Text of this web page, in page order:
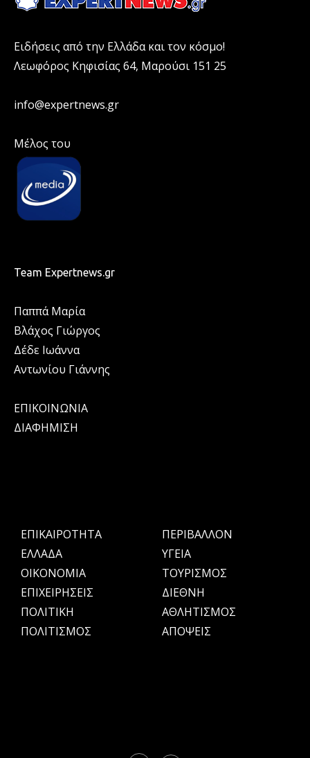
Ειδήσεις από την Ελλάδα και τον κόσμο!
Λεωφόρος Κηφισίας 64, Μαρούσι 151 25
info@expertnews.gr
Μέλος του
Team Expertnews.gr
Παππά Μαρία
Βλάχος Γιώργος
Δέδε Ιωάννα
Αντωνίου Γιάννης
ΕΠΙΚΟΙΝΩΝΙΑ
ΔΙΑΦΗΜΙΣΗ
ΕΠΙΚΑΙΡΟΤΗΤΑ
ΕΛΛΑΔΑ
OIKONOMIA
ΕΠΙΧΕΙΡΗΣΕΙΣ
ΠΟΛΙΤΙΚΗ
ΠΟΛΙΤΙΣΜΟΣ
ΠΕΡΙΒΑΛΛΟΝ
ΥΓΕΙΑ
ΤΟΥΡΙΣΜΟΣ
ΔΙΕΘΝΗ
ΑΘΛΗΤΙΣΜΟΣ
ΑΠΟΨΕΙΣ